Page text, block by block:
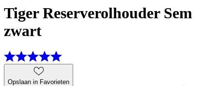
Tiger Reserverolhouder Sem
zwart
Opslaan in Favorieten